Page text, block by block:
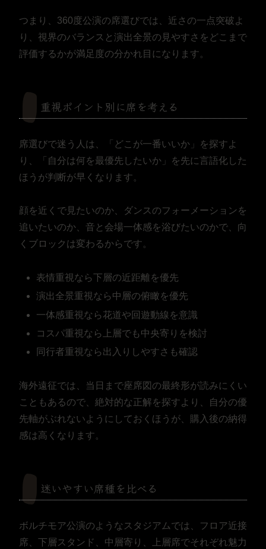
つまり、360度公演の席選びでは、近さの一点突破よ
り、視界のバランスと演出全景の見やすさをどこまで
評価するかが満足度の分かれ目になります。
重視ポイント別に席を考える
席選びで迷う人は、「どこが一番いいか」を探すよ
り、「自分は何を最優先したいか」を先に言語化した
ほうが判断が早くなります。
顔を近くで見たいのか、ダンスのフォーメーションを
追いたいのか、音と会場一体感を浴びたいのかで、向
くブロックは変わるからです。
表情重視なら下層の近距離を優先
演出全景重視なら中層の俯瞰を優先
一体感重視なら花道や回遊動線を意識
コスパ重視なら上層でも中央寄りを検討
同行者重視なら出入りしやすさも確認
海外遠征では、当日まで座席図の最終形が読みにくい
こともあるので、絶対的な正解を探すより、自分の優
先軸がぶれないようにしておくほうが、購入後の納得
感は高くなります。
迷いやすい席種を比べる
ボルチモア公演のようなスタジアムでは、フロア近接
席、下層スタンド、中層寄り、上層席でそれぞれ魅力